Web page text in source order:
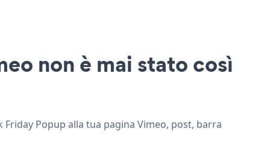
non è mai stato così
Popup alla tua pagina Vimeo, post, barra